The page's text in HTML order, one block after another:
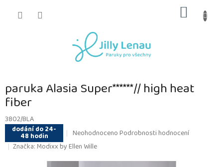
KOŠÍK
paruka Alasia Super******// high heat
fiber
3802/BLA
dodání do 24-
48 hodin
Průměrné
hodnocení
produktu
je
NeohodnocenoPodrobnosti hodnocení
Značka: Modixx by Ellen Wille